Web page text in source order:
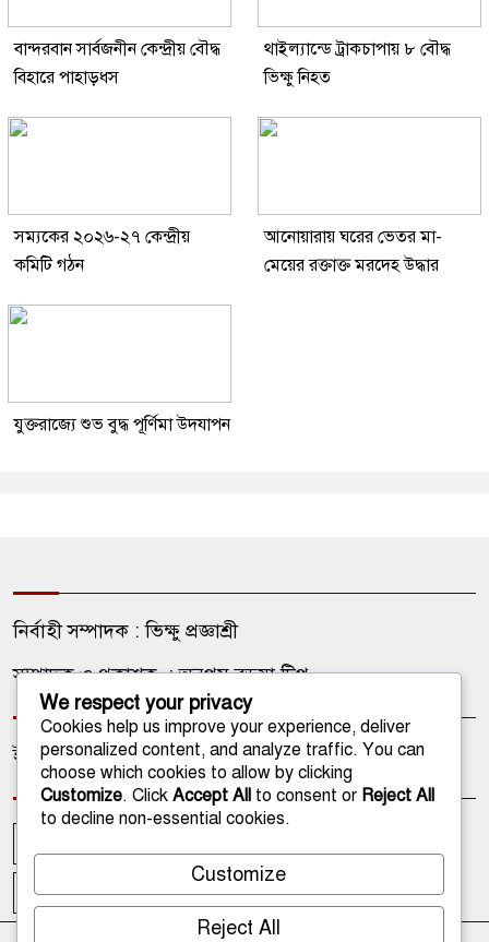
বান্দরবান সার্বজনীন কেন্দ্রীয় বৌদ্ধ
বিহারে পাহাড়ধস
থাইল্যান্ডে ট্রাকচাপায় ৮ বৌদ্ধ
ভিক্ষু নিহত
সম্যকের ২০২৬-২৭ কেন্দ্রীয়
কমিটি গঠন
আনোয়ারায় ঘরের ভেতর মা-
মেয়ের রক্তাক্ত মরদেহ উদ্ধার
যুক্তরাজ্যে শুভ বুদ্ধ পূর্ণিমা উদযাপন
নির্বাহী সম্পাদক : ভিক্ষু প্রজ্ঞাশ্রী
সম্পাদক ও প্রকাশক : অনুপম বড়ুয়া টিপু
ইমেইল: onlinetathagata@gmail.com
ফটোগ্যালারী ভিডিও গ্যালারী
We respect your privacy
Cookies help us improve your experience, deliver
personalized content, and analyze traffic. You can
choose which cookies to allow by clicking
Customize. Click Accept All to consent or Reject All
to decline non-essential cookies.
Customize
Reject All